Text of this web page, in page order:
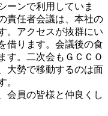
ーンで利用していま
責任者会議は、本社の
。アクセスが抜群にい
借ります。会議後の食
す。二次会もＧＣＣＯ
大勢で移動するのは面
。
会員の皆様と仲良くし